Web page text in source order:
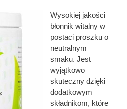
Wysokiej jakości
błonnik witalny w
postaci proszku o
neutralnym
smaku. Jest
wyjątkowo
skuteczny dzięki
dodatkowym
składnikom, które